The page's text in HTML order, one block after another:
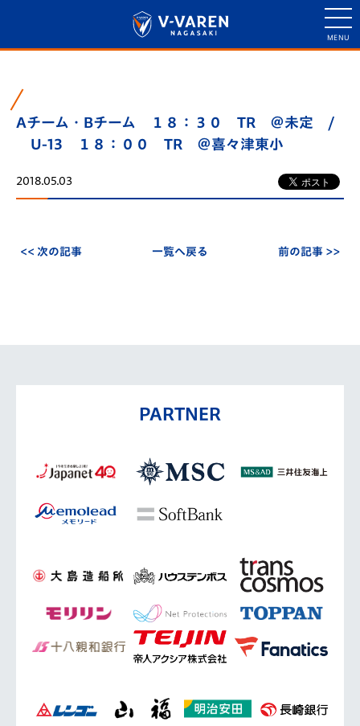
Aチーム・Bチーム １８：３０ TR ＠未定 /
U-13 １８：００ TR ＠喜々津東小
2018.05.03
<< 次の記事 一覧へ戻る 前の記事 >>
PARTNER